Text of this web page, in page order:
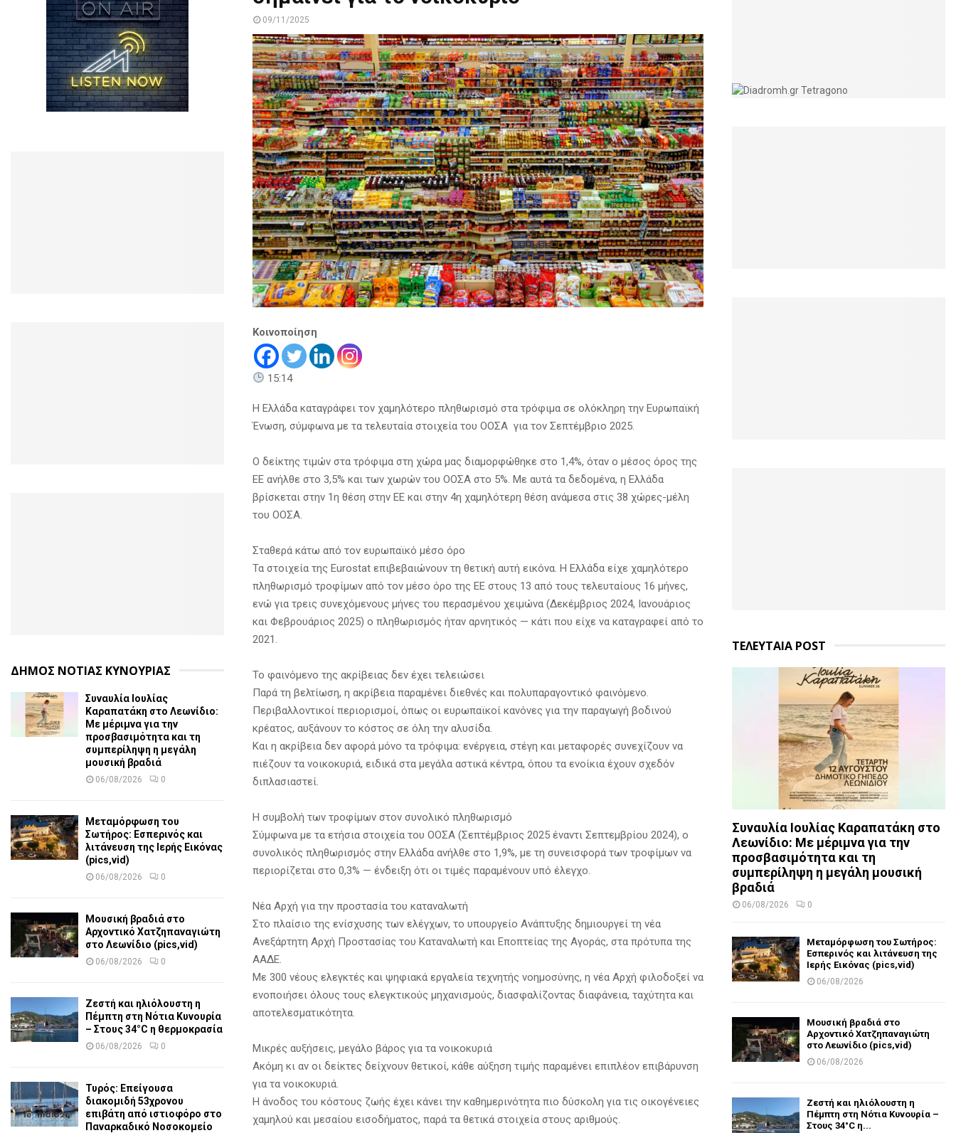
09/11/2025
Κοινοποίηση
15:14
Η Ελλάδα καταγράφει τον χαμηλότερο πληθωρισμό στα τρόφιμα σε ολόκληρη την Ευρωπαϊκή
Ένωση, σύμφωνα με τα τελευταία στοιχεία του ΟΟΣΑ για τον Σεπτέμβριο 2025.
Ο δείκτης τιμών στα τρόφιμα στη χώρα μας διαμορφώθηκε στο 1,4%, όταν ο μέσος όρος της
ΕΕ ανήλθε στο 3,5% και των χωρών του ΟΟΣΑ στο 5%. Με αυτά τα δεδομένα, η Ελλάδα
βρίσκεται στην 1η θέση στην ΕΕ και στην 4η χαμηλότερη θέση ανάμεσα στις 38 χώρες-μέλη
του ΟΟΣΑ.
Σταθερά κάτω από τον ευρωπαϊκό μέσο όρο
Τα στοιχεία της Eurostat επιβεβαιώνουν τη θετική αυτή εικόνα. Η Ελλάδα είχε χαμηλότερο
πληθωρισμό τροφίμων από τον μέσο όρο της ΕΕ στους 13 από τους τελευταίους 16 μήνες,
ενώ για τρεις συνεχόμενους μήνες του περασμένου χειμώνα (Δεκέμβριος 2024, Ιανουάριος
και Φεβρουάριος 2025) ο πληθωρισμός ήταν αρνητικός — κάτι που είχε να καταγραφεί από το
2021.
Το φαινόμενο της ακρίβειας δεν έχει τελειώσει
Παρά τη βελτίωση, η ακρίβεια παραμένει διεθνές και πολυπαραγοντικό φαινόμενο.
Περιβαλλοντικοί περιορισμοί, όπως οι ευρωπαϊκοί κανόνες για την παραγωγή βοδινού
κρέατος, αυξάνουν το κόστος σε όλη την αλυσίδα.
Και η ακρίβεια δεν αφορά μόνο τα τρόφιμα: ενέργεια, στέγη και μεταφορές συνεχίζουν να
πιέζουν τα νοικοκυριά, ειδικά στα μεγάλα αστικά κέντρα, όπου τα ενοίκια έχουν σχεδόν
διπλασιαστεί.
Η συμβολή των τροφίμων στον συνολικό πληθωρισμό
Σύμφωνα με τα ετήσια στοιχεία του ΟΟΣΑ (Σεπτέμβριος 2025 έναντι Σεπτεμβρίου 2024), ο
συνολικός πληθωρισμός στην Ελλάδα ανήλθε στο 1,9%, με τη συνεισφορά των τροφίμων να
περιορίζεται στο 0,3% — ένδειξη ότι οι τιμές παραμένουν υπό έλεγχο.
Νέα Αρχή για την προστασία του καταναλωτή
Στο πλαίσιο της ενίσχυσης των ελέγχων, το υπουργείο Ανάπτυξης δημιουργεί τη νέα
Ανεξάρτητη Αρχή Προστασίας του Καταναλωτή και Εποπτείας της Αγοράς, στα πρότυπα της
ΑΑΔΕ.
Με 300 νέους ελεγκτές και ψηφιακά εργαλεία τεχνητής νοημοσύνης, η νέα Αρχή φιλοδοξεί να
ενοποιήσει όλους τους ελεγκτικούς μηχανισμούς, διασφαλίζοντας διαφάνεια, ταχύτητα και
αποτελεσματικότητα.
Μικρές αυξήσεις, μεγάλο βάρος για τα νοικοκυριά
Ακόμη κι αν οι δείκτες δείχνουν θετικοί, κάθε αύξηση τιμής παραμένει επιπλέον επιβάρυνση
για τα νοικοκυριά.
Η άνοδος του κόστους ζωής έχει κάνει την καθημερινότητα πιο δύσκολη για τις οικογένειες
χαμηλού και μεσαίου εισοδήματος, παρά τα θετικά στοιχεία στους αριθμούς.
ΔΗΜΟΣ ΝΟΤΙΑΣ ΚΥΝΟΥΡΙΑΣ
Συναυλία Ιουλίας
Καραπατάκη στο Λεωνίδιο:
Με μέριμνα για την
προσβασιμότητα και τη
συμπερίληψη η μεγάλη
μουσική βραδιά
06/08/2026 0
Μεταμόρφωση του
Σωτήρος: Εσπερινός και
λιτάνευση της Ιερής Εικόνας
(pics,vid)
06/08/2026 0
Μουσική βραδιά στο
Αρχοντικό Χατζηπαναγιώτη
στο Λεωνίδιο (pics,vid)
06/08/2026 0
Ζεστή και ηλιόλουστη η
Πέμπτη στη Νότια Κυνουρία
– Στους 34°C η θερμοκρασία
06/08/2026 0
Τυρός: Επείγουσα
διακομιδή 53χρονου
επιβάτη από ιστιοφόρο στο
Παναρκαδικό Νοσοκομείο
ΤΕΛΕΥΤΑΙΑ POST
Συναυλία Ιουλίας Καραπατάκη στο
Λεωνίδιο: Με μέριμνα για την
προσβασιμότητα και τη
συμπερίληψη η μεγάλη μουσική
βραδιά
06/08/2026 0
Μεταμόρφωση του Σωτήρος:
Εσπερινός και λιτάνευση της
Ιερής Εικόνας (pics,vid)
06/08/2026
Μουσική βραδιά στο
Αρχοντικό Χατζηπαναγιώτη
στο Λεωνίδιο (pics,vid)
06/08/2026
Ζεστή και ηλιόλουστη η
Πέμπτη στη Νότια Κυνουρία –
Στους 34°C η...